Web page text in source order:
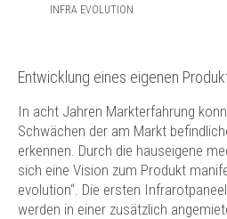
INFRA EVOLUTION
Entwicklung eines eigenen
In acht Jahren Markterfahrung
Schwächen der am Markt
erkennen. Durch die hauseigene
sich eine Vision zum Produkt
evolution“. Die ersten
werden in einer zusätzlich